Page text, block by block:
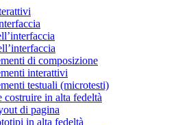
di composizione
interattivi
testuali (microtesti)
costruire in alta fedeltà
di pagina
in alta fedeltà